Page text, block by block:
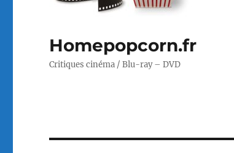
Homepopcorn.fr
Critiques cinéma / Blu-ray – DVD